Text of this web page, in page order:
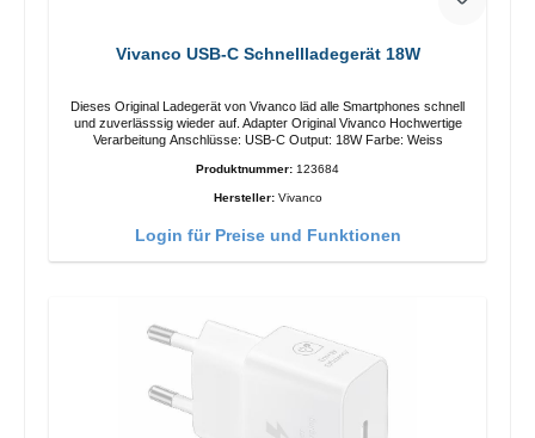
Vivanco USB-C Schnellladegerät 18W
Dieses Original Ladegerät von Vivanco läd alle Smartphones schnell
und zuverlässsig wieder auf. Adapter Original Vivanco Hochwertige
Verarbeitung Anschlüsse: USB-C Output: 18W Farbe: Weiss
Produktnummer: 123684
Hersteller: Vivanco
Login für Preise und Funktionen